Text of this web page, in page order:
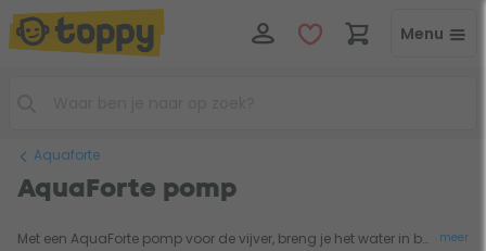
Menu
Aquaforte
AquaForte pomp
Met een AquaForte pomp voor de vijver, breng je het water in beweging. Een vijverpomp is het hart van je vijver en pompt het water rond. Je gebruikt een AquaForte vijverpomp bijvoorbeeld om het vijverfilter te laten werken. Met een AquaForte luchtpomp voor de vijver pomp je lucht in de vijver. Door het borrelende oppervlak is het vijverwater in staat om meer zuurstof op te nemen. Belangrijk voor de conditie van je vijver. meer